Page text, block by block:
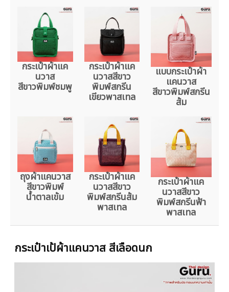
กระเป๋าผ้าแค
นวาส
สีขาวพิมพ์ชมพู
กระเป๋าผ้าแค
นวาสสีขาว
พิมพ์สกรีน
เขียวพาสเทล
แบบกระเป๋าผ้า
แคนวาส
สีขาวพิมพ์สกรีน
ส้ม
ถุงผ้าแคนวาส
สีขาวพิมพ์
น้ำตาลเข้ม
กระเป๋าผ้าแค
นวาสสีขาว
พิมพ์สกรีนส้ม
พาสเทล
กระเป๋าผ้าแค
นวาสสีขาว
พิมพ์สกรีนฟ้า
พาสเทล
กระเป๋าเป้ผ้าแคนวาส สีเลือดนก